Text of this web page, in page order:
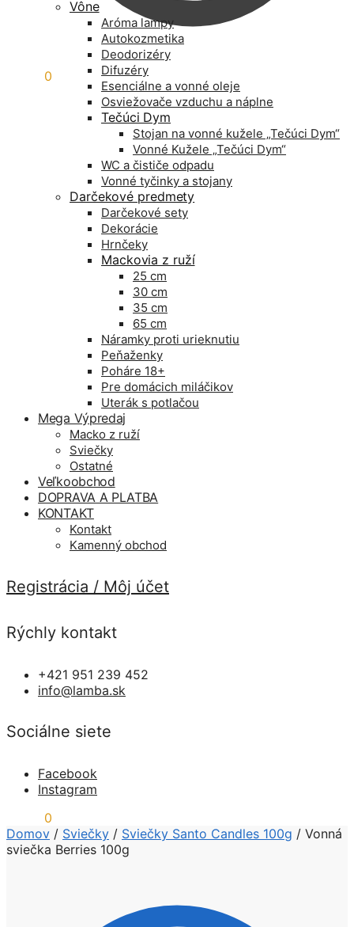
0
Vône
Aróma lampy
Autokozmetika
Deodorizéry
Difuzéry
Esenciálne a vonné oleje
Osviežovače vzduchu a náplne
Tečúci Dym
Stojan na vonné kužele „Tečúci Dym“
Vonné Kužele „Tečúci Dym“
WC a čističe odpadu
Vonné tyčinky a stojany
Darčekové predmety
Darčekové sety
Dekorácie
Hrnčeky
Mackovia z ruží
25 cm
30 cm
35 cm
65 cm
Náramky proti urieknutiu
Peňaženky
Poháre 18+
Pre domácich miláčikov
Uterák s potlačou
Mega Výpredaj
Macko z ruží
Sviečky
Ostatné
Veľkoobchod
DOPRAVA A PLATBA
KONTAKT
Kontakt
Kamenný obchod
Registrácia / Môj účet
Rýchly kontakt
+421 951 239 452
info@lamba.sk
Sociálne siete
Facebook
Instagram
0
Domov / Sviečky / Sviečky Santo Candles 100g / Vonná
sviečka Berries 100g